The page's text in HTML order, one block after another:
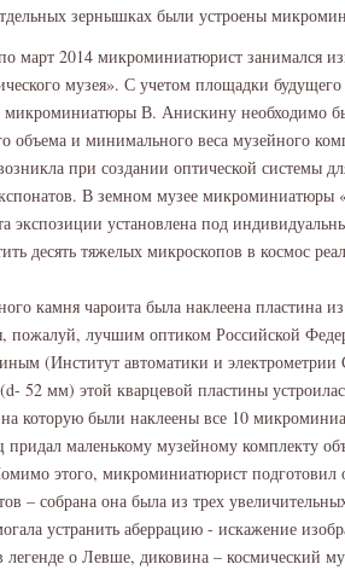
зернышках были устроены
март 2014 микроминиатюрист занимался
музея». С учетом площадки будущего
микроминиатюры В. Анискину необходимо
объема и минимального веса музейного
при создании оптической системы
В земном музее микроминиатюры
экспозиции установлена под
десять тяжелых микроскопов в космос
камня чароита была наклеена пластина
пожалуй, лучшим оптиком Российской
(Институт автоматики и
52 мм) этой кварцевой пластины
на которую были наклеены все 10
маленькому музейному комплекту
этого, микроминиатюрист подготовил
– собрана она была из трех
устранить аберрацию - искажение
о Левше, диковина – космический